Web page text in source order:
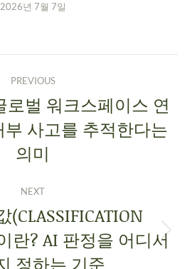
2026년 7월 7일
PREVIOUS
로벌 워크스페이스 연
부 사고를 추적한다는
의미
NEXT
(CLASSIFICATION
란? AI 판정을 어디서
정하는 기준